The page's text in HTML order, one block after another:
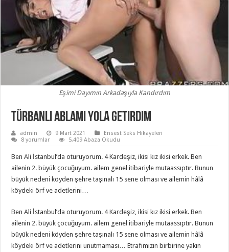
Eşimi Dayımın Arkadaşıyla Kandırdım
Türbanlı ablamı yola getirdim
admin 9 Mart 2021
Ensest Seks Hikayeleri
8 yorumlar
5,409 Abaza Okudu
Ben Ali İstanbul’da oturuyorum. 4 Kardeşiz, ikisi kız ikisi erkek. Ben
ailenin 2. büyük çocuğuyum. ailem genel itibariyle mutaassıptır. Bunun
büyük nedeni köyden şehre taşınalı 15 sene olması ve ailemin hâlâ
köydeki örf ve adetlerini…
Ben Ali İstanbul’da oturuyorum. 4 Kardeşiz, ikisi kız ikisi erkek. Ben
ailenin 2. büyük çocuğuyum. ailem genel itibariyle mutaassıptır. Bunun
büyük nedeni köyden şehre taşınalı 15 sene olması ve ailemin hâlâ
köydeki örf ve adetlerini unutmaması… Etrafımızın birbirine yakın